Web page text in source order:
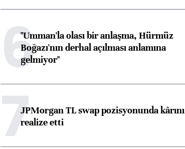
6"Umman'la olası bir anlaşma, Hürmüz
Boğazı'nın derhal açılması anlamına
gelmiyor"
7JPMorgan TL swap pozisyonunda kârını
realize etti